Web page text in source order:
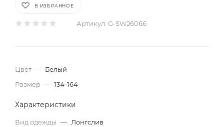
В ИЗБРАННОЕ
Артикул: G-SW26066
Цвет — Белый
Размер — 134-164
Характеристики
Вид одежды — Лонгслив